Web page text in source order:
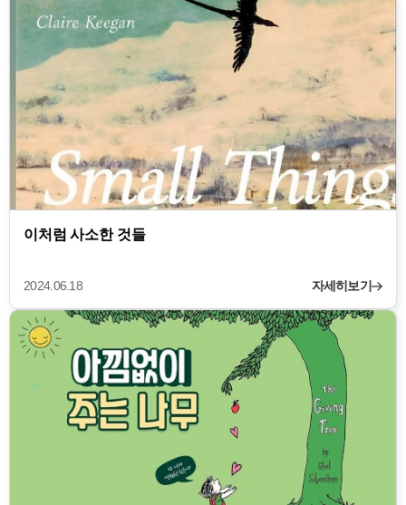
이처럼 사소한 것들
2024.06.18 자세히보기